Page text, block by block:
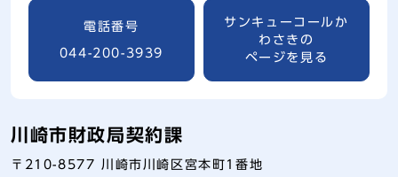
電話番号
044-200-3939
サンキューコールか
わさきの
ページを見る
川崎市財政局契約課
〒210-8577 川崎市川崎区宮本町1番地